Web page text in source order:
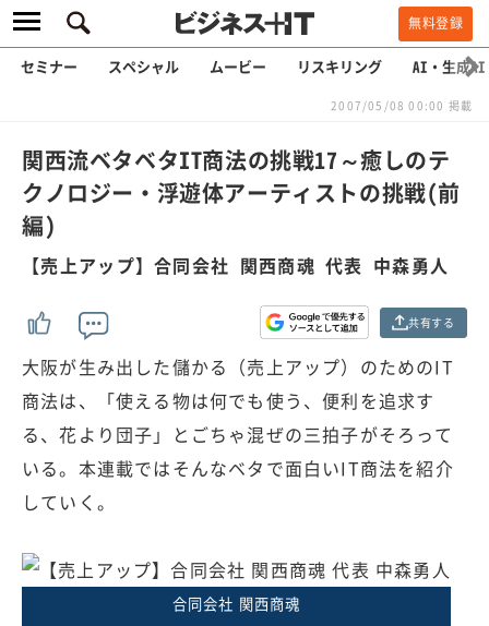
無料登録
セミナー スペシャル ムービー リスキリング AI・生成AI
2007/05/08 00:00 掲載
関西流ベタベタIT商法の挑戦17～癒しのテ
クノロジー・浮遊体アーティストの挑戦(前
編)
【売上アップ】合同会社 関西商魂 代表 中森勇人
共有する
大阪が生み出した儲かる（売上アップ）のためのIT
商法は、「使える物は何でも使う、便利を追求す
る、花より団子」とごちゃ混ぜの三拍子がそろって
いる。本連載ではそんなベタで面白いIT商法を紹介
していく。
合同会社 関西商魂